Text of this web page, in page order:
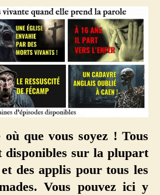
que vous soyez ! Tous
disponibles sur la plupart
des applis pour tous les
Vous pouvez ici y